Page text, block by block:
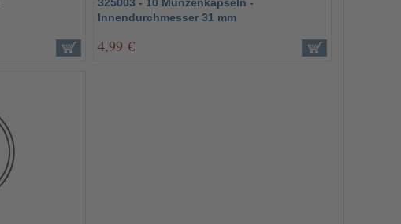
Innendurchmesser 31 mm
4,99 €